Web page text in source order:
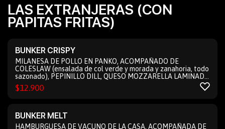
LAS EXTRANJERAS (CON
PAPITAS FRITAS)
BUNKER CRISPY
MILANESA DE POLLO EN PANKO, ACOMPAÑADO DE
COLESLAW (ensalada de col verde y morada y zanahoria, todo
sazonado), PEPINILLO DILL, QUESO MOZZARELLA LAMINADO
Y SALSA CON UN TOQUE DE HABANERO. EN NUESTRO PAN
TRADICIONAL (acompañado de papas fritas)
$12.900
BUNKER MELT
HAMBURGUESA DE VACUNO DE LA CASA, ACOMPAÑADA DE